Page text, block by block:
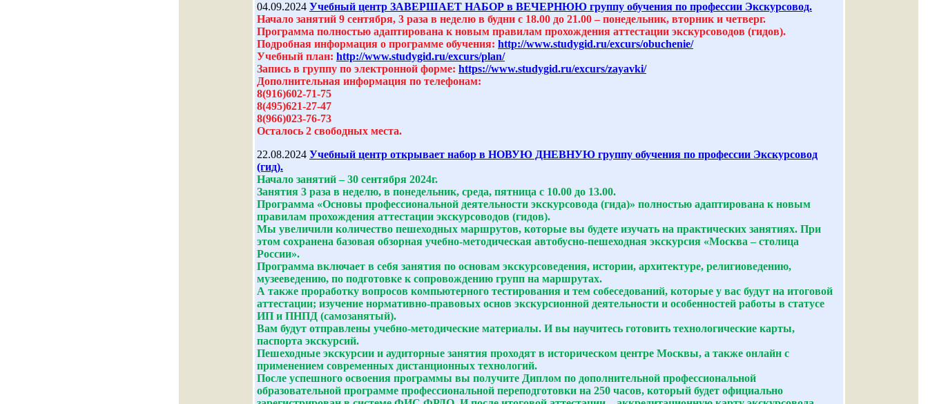
04.09.2024 Учебный центр ЗАВЕРШАЕТ НАБОР в ВЕЧЕРНЮЮ группу обучения по профессии Экскурсовод.
Начало занятий 9 сентября, 3 раза в неделю в будни с 18.00 до 21.00 – понедельник, вторник и четверг.
Программа полностью адаптирована к новым правилам прохождения аттестации экскурсоводов (гидов).
Подробная информация о программе обучения: http://www.studygid.ru/excurs/obuchenie/
Учебный план: http://www.studygid.ru/excurs/plan/
Запись в группу по электронной форме: https://www.studygid.ru/excurs/zayavki/
Дополнительная информация по телефонам:
8(916)602-71-75
8(495)621-27-47
8(966)023-76-73
Осталось 2 свободных места.
22.08.2024 Учебный центр открывает набор в НОВУЮ ДНЕВНУЮ группу обучения по профессии Экскурсовод
(гид).
Начало занятий – 30 сентября 2024г.
Занятия 3 раза в неделю, в понедельник, среда, пятница с 10.00 до 13.00.
Программа «Основы профессиональной деятельности экскурсовода (гида)» полностью адаптирована к новым
правилам прохождения аттестации экскурсоводов (гидов).
Мы увеличили количество пешеходных маршрутов, которые вы будете изучать на практических занятиях. При
этом сохранена базовая обзорная учебно-методическая автобусно-пешеходная экскурсия «Москва – столица
России».
Программа включает в себя занятия по основам экскурсоведения, истории, архитектуре, религиоведению,
музееведению, по подготовке к сопровождению групп на маршрутах.
А также проработку вопросов компьютерного тестирования и тем собеседований, которые у вас будут на итоговой
аттестации; изучение нормативно-правовых основ экскурсионной деятельности и особенностей работы в статусе
ИП и ПНПД (самозанятый).
Вам будут отправлены учебно-методические материалы. И вы научитесь готовить технологические карты,
паспорта экскурсий.
Пешеходные экскурсии и аудиторные занятия проходят в историческом центре Москвы, а также онлайн с
применением современных дистанционных технологий.
После успешного освоения программы вы получите Диплом по дополнительной профессиональной
образовательной программе профессиональной переподготовки на 250 часов, который будет официально